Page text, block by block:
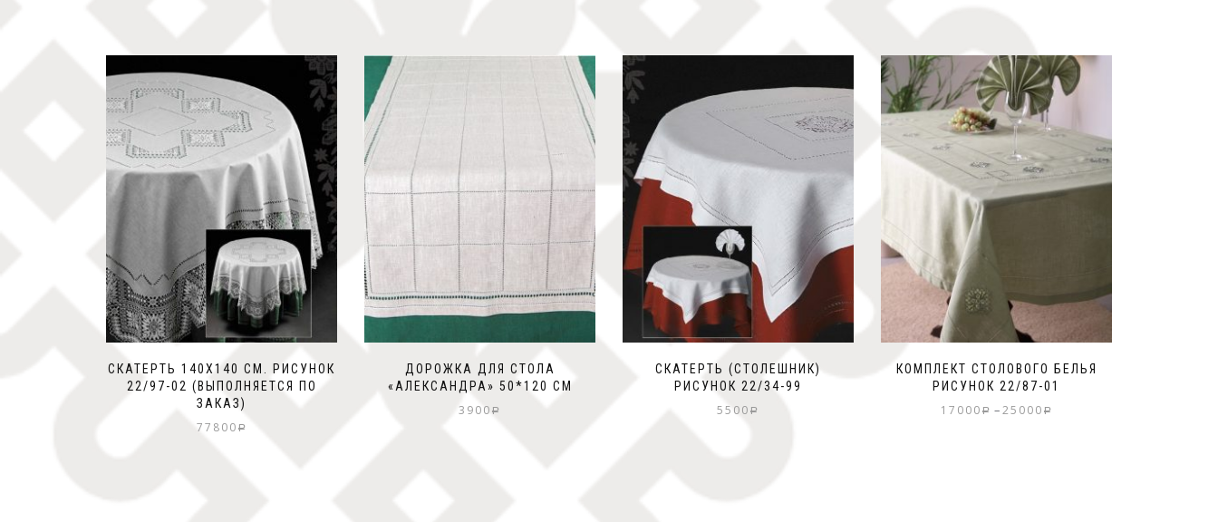
СКАТЕРТЬ 140Х140 СМ. РИСУНОК
22/97-02 (ВЫПОЛНЯЕТСЯ ПО
ЗАКАЗ)
77800 Р
ДОРОЖКА ДЛЯ СТОЛА
«АЛЕКСАНДРА» 50*120 СМ
3900 Р
СКАТЕРТЬ (СТОЛЕШНИК)
РИСУНОК 22/34-99
5500 Р
КОМПЛЕКТ СТОЛОВОГО БЕЛЬЯ
РИСУНОК 22/87-01
17000 Р –25000 Р